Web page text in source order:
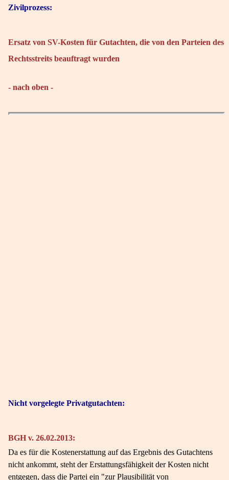
Zivilprozess:
Ersatz von SV-Kosten für Gutachten, die von den Parteien des
Rechtsstreits beauftragt wurden
- nach oben -
Nicht vorgelegte Privatgutachten:
BGH v. 26.02.2013:
Da es für die Kostenerstattung auf das Ergebnis des Gutachtens
nicht ankommt, steht der Erstattungsfähigkeit der Kosten nicht
entgegen, dass die Partei ein "zur Plausibilität von